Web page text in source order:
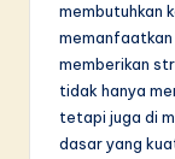
membutuhkan
memanfaatkan
memberikan
tidak hanya
tetapi juga di
dasar yang